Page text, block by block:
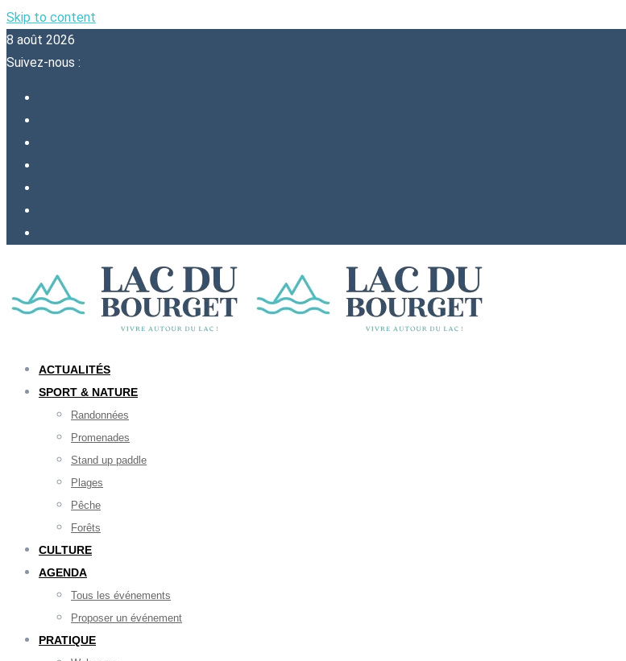
Skip to content
8 août 2026
Suivez-nous :
ACTUALITÉS
SPORT & NATURE
Randonnées
Promenades
Stand up paddle
Plages
Pêche
Forêts
CULTURE
AGENDA
Tous les événements
Proposer un événement
PRATIQUE